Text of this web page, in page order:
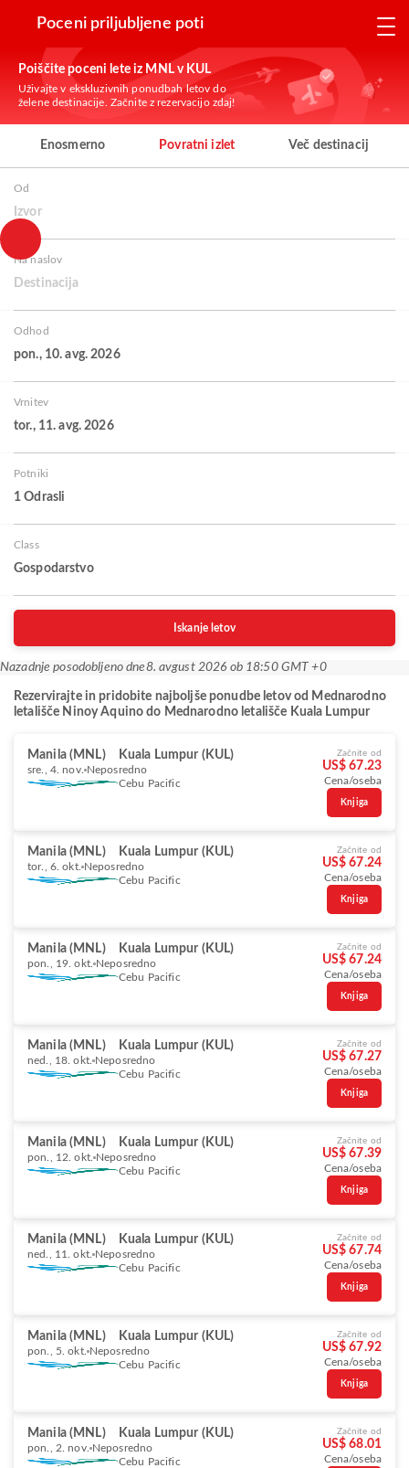
Poceni priljubljene poti
Poiščite poceni lete iz MNL v KUL
Uživajte v ekskluzivnih ponudbah letov do
želene destinacije. Začnite z rezervacijo zdaj!
Enosmerno Povratni izlet Več destinacij
Od
Izvor
Na naslov
Destinacija
Odhod
pon., 10. avg. 2026
Vrnitev
tor., 11. avg. 2026
Potniki
1 Odrasli
Class
Gospodarstvo
Iskanje letov
Nazadnje posodobljeno dne8. avgust 2026 ob 18:50 GMT +0
Rezervirajte in pridobite najboljše ponudbe letov od Mednarodno
letališče Ninoy Aquino do Mednarodno letališče Kuala Lumpur
Manila (MNL) Kuala Lumpur (KUL)
sre., 4. nov. Neposredno
Cebu Pacific
Začnite od
US$ 67.23
Cena/oseba
Knjiga
Manila (MNL) Kuala Lumpur (KUL)
tor., 6. okt. Neposredno
Cebu Pacific
Začnite od
US$ 67.24
Cena/oseba
Knjiga
Manila (MNL) Kuala Lumpur (KUL)
pon., 19. okt. Neposredno
Cebu Pacific
Začnite od
US$ 67.24
Cena/oseba
Knjiga
Manila (MNL) Kuala Lumpur (KUL)
ned., 18. okt. Neposredno
Cebu Pacific
Začnite od
US$ 67.27
Cena/oseba
Knjiga
Manila (MNL) Kuala Lumpur (KUL)
pon., 12. okt. Neposredno
Cebu Pacific
Začnite od
US$ 67.39
Cena/oseba
Knjiga
Manila (MNL) Kuala Lumpur (KUL)
ned., 11. okt. Neposredno
Cebu Pacific
Začnite od
US$ 67.74
Cena/oseba
Knjiga
Manila (MNL) Kuala Lumpur (KUL)
pon., 5. okt. Neposredno
Cebu Pacific
Začnite od
US$ 67.92
Cena/oseba
Knjiga
Manila (MNL) Kuala Lumpur (KUL)
pon., 2. nov. Neposredno
Cebu Pacific
Začnite od
US$ 68.01
Cena/oseba